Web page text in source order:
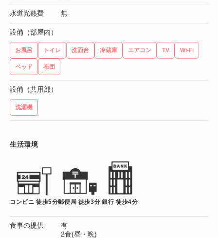
水道光熱費 無
設備（部屋内）
お風呂 トイレ 洗面台 冷蔵庫 エアコン TV Wi-Fi
ベッド 布団
設備（共用部）
洗濯機
生活環境
コンビニ 徒歩5分郵便局 徒歩3分 銀行 徒歩4分
食事の提供
有
2食(昼・晩)